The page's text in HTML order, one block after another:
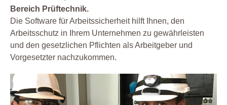
Bereich Prüftechnik.
Die Software für Arbeitssicherheit hilft Ihnen, den
Arbeitsschutz in Ihrem Unternehmen zu gewährleisten
und den gesetzlichen Pflichten als Arbeitgeber und
Vorgesetzter nachzukommen.